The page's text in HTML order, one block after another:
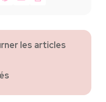
les articles